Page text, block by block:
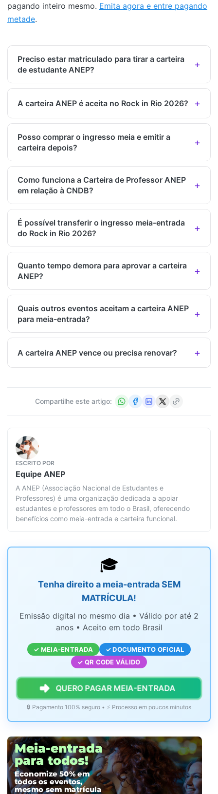
pagando inteiro mesmo. Emita agora e entre pagando
metade.
Preciso estar matriculado para tirar a carteira
de estudante ANEP?
A carteira ANEP é aceita no Rock in Rio 2026?
Posso comprar o ingresso meia e emitir a
carteira depois?
Como funciona a Carteira de Professor ANEP
em relação à CNDB?
É possível transferir o ingresso meia-entrada
do Rock in Rio 2026?
Quanto tempo demora para aprovar a carteira
ANEP?
Quais outros eventos aceitam a carteira ANEP
para meia-entrada?
A carteira ANEP vence ou precisa renovar?
Compartilhe este artigo:
ESCRITO POR
Equipe ANEP
A ANEP (Associação Nacional de Estudantes e
Professores) é uma organização dedicada a apoiar
estudantes e professores em todo o Brasil, oferecendo
benefícios como meia-entrada e carteira funcional.
🎓
Tenha direito a meia-entrada SEM
MATRÍCULA!
Emissão digital no mesmo dia • Válido por até 2
anos • Aceito em todo Brasil
✓ MEIA-ENTRADA
✓ DOCUMENTO OFICIAL
✓ QR CODE VÁLIDO
QUERO PAGAR MEIA-ENTRADA
🔒 Pagamento 100% seguro • ⚡ Processo em poucos minutos